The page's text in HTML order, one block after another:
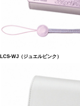
LCS-WJ（ジュエルピンク）